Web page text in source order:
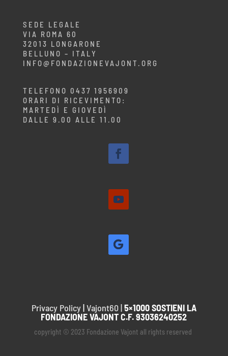
SEDE LEGALE
VIA ROMA 60
32013 LONGARONE
BELLUNO – ITALY
INFO@FONDAZIONEVAJONT.ORG
TELEFONO 0437 1956909
ORARI DI RICEVIMENTO:
MARTEDÌ E GIOVEDÌ
DALLE 9.00 ALLE 11.00
Privacy Policy|Vajont60 |5×1000 SOSTIENI LA
FONDAZIONE VAJONT C.F. 93036240252
copyright © 2023 Fondazione Vajont all rights reserved